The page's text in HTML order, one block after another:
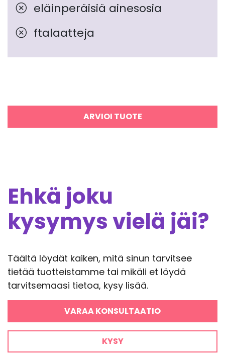
eläinperäisiä ainesosia
ftalaatteja
ARVIOI TUOTE
Ehkä joku
kysymys vielä jäi?
Täältä löydät kaiken, mitä sinun tarvitsee
tietää tuotteistamme tai mikäli et löydä
tarvitsemaasi tietoa, kysy lisää.
VARAA KONSULTAATIO
KYSY